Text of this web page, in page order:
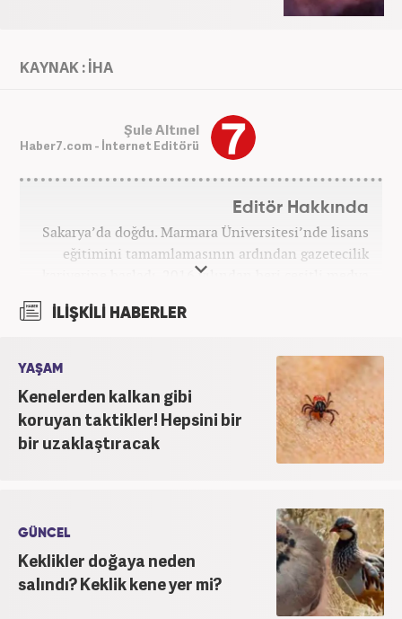
KAYNAK : İHA
Şule Altınel
Haber7.com - İnternet Editörü
Editör Hakkında
Sakarya’da doğdu. Marmara Üniversitesi’nde lisans
eğitimini tamamlamasının ardından gazetecilik
kariyerine başladı. 2016 yılından beri çeşitli medya
itibaren Haber7’de ‘gündem editörü’ olarak
İLİŞKİLİ HABERLER
YAŞAM
Kenelerden kalkan gibi
koruyan taktikler! Hepsini bir
bir uzaklaştıracak
GÜNCEL
Keklikler doğaya neden
salındı? Keklik kene yer mi?